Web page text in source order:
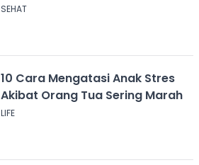
SEHAT
10 Cara Mengatasi Anak Stres
Akibat Orang Tua Sering Marah
LIFE